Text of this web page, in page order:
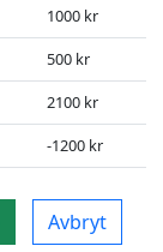
1000 kr
500 kr
2100 kr
-1200 kr
Avbryt